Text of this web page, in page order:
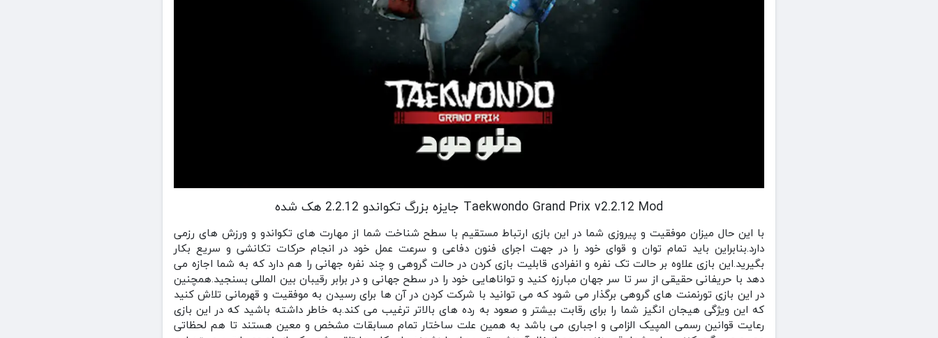
Taekwondo Grand Prix v2.2.12 Mod جایزه بزرگ تکواندو 2.2.12 هک شده
با این حال میزان موفقیت و پیروزی شما در این بازی ارتباط مستقیم با سطح شناخت شما از مهارت های تکواندو و ورزش های رزمی
دارد.بنابراین باید تمام توان و قوای خود را در جهت اجرای فنون دفاعی و سرعت عمل خود در انجام حرکات تکانشی و سریع بکار
بگیرید.این بازی علاوه بر حالت تک نفره و انفرادی قابلیت بازی کردن در حالت گروهی و چند نفره جهانی را هم دارد که به شما اجازه می
دهد با حریفانی حقیقی از سر تا سر جهان مبارزه کنید و تواناهایی خود را در سطح جهانی و در برابر رقیبان بین المللی بسنجید.همچنین
در این بازی تورنمنت های گروهی برگذار می شود که می توانید با شرکت کردن در آن ها برای رسیدن به موفقیت و قهرمانی تلاش کنید
که این ویژگی هیجان انگیز شما را برای رقابت بیشتر و صعود به رده های بالاتر ترغیب می کند.به خاطر داشته باشید که در این بازی
رعایت قوانین رسمی المپیک الزامی و اجباری می باشد به همین علت ساختار تمام مسابقات مشخص و معین هستند تا هم لحظاتی